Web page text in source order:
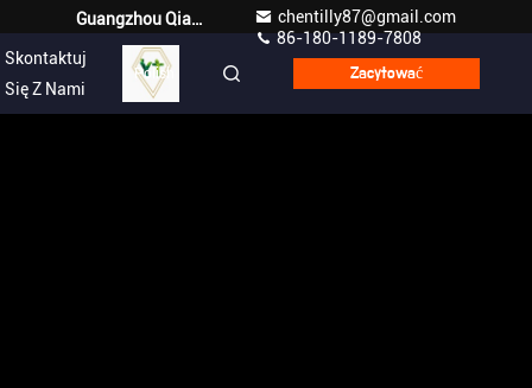
Guangzhou Qianyuan Construction Machinery Co,.LTD
chentilly87@gmail.com
86-180-1189-7808
Skontaktuj
Się Z Nami
Polish Zacytować